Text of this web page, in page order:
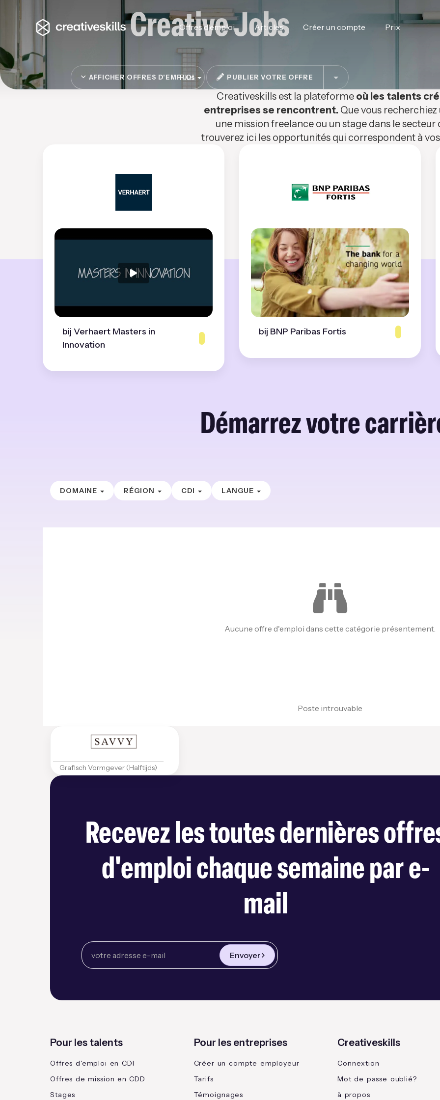
Offres d'emploi Articles Créer un compte Prix
Plus
Creative Jobs
AFFICHER OFFRES D'EMPLOI PUBLIER VOTRE OFFRE
Creativeskills est la plateforme où les talents
entreprises se rencontrent. Que vous
une mission freelance ou un stage dans le secteur
trouverez ici les opportunités qui correspondent à
bij Verhaert Masters in
Innovation
bij BNP Paribas Fortis
Démarrez votre
DOMAINE RÉGION CDI LANGUE
Aucune offre d'emploi dans cette catégorie présentement.
Poste introuvable
Grafisch Vormgever (Halftijds)
Recevez les toutes dernières
d'emploi chaque semaine par e-
mail
Envoyer
Pour les talents
Offres d'emploi en CDI
Offres de mission en CDD
Stages
Pour les entreprises
Créer un compte employeur
Tarifs
Témoignages
Creativeskills
Connextion
Mot de passe oublié?
à propos